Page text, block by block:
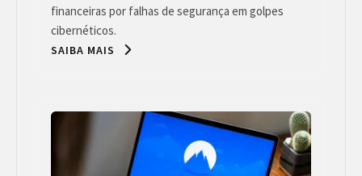
financeiras por falhas de segurança em golpes
cibernéticos.
SAIBA MAIS